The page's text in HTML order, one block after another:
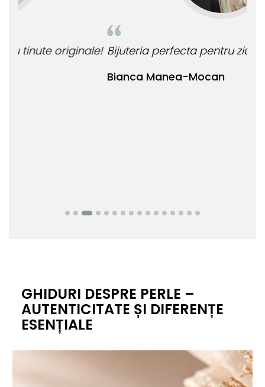
Bianca Manea-Mocan
Bijuteria perfecta pentru ziua perfecta!
GHIDURI DESPRE PERLE –
AUTENTICITATE ȘI DIFERENȚE
ESENȚIALE